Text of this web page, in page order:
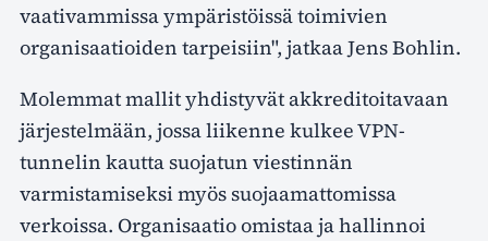
vaativammissa ympäristöissä toimivien
organisaatioiden tarpeisiin", jatkaa Jens Bohlin.
Molemmat mallit yhdistyvät akkreditoitavaan
järjestelmään, jossa liikenne kulkee VPN-
tunnelin kautta suojatun viestinnän
varmistamiseksi myös suojaamattomissa
verkoissa. Organisaatio omistaa ja hallinnoi